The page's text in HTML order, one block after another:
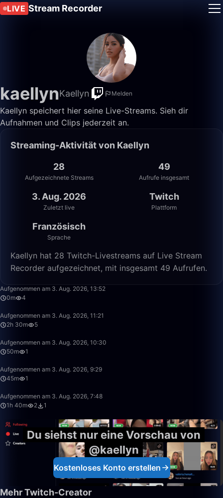
LIVE Stream Recorder
kaellynKaellyn Melden
Kaellyn speichert hier seine Live-Streams. Sieh dir
Aufnahmen und Clips jederzeit an.
Streaming-Aktivität von Kaellyn
28
Aufgezeichnete Streams
49
Aufrufe insgesamt
3. Aug. 2026
Zuletzt live
Twitch
Plattform
Französisch
Sprache
Kaellyn hat 28 Twitch-Livestreams auf Live Stream
Recorder aufgezeichnet, mit insgesamt 49 Aufrufen.
Aufgenommen am 3. Aug. 2026, 13:52
0m
4
Aufgenommen am 3. Aug. 2026, 11:21
2h 30m
5
Aufgenommen am 3. Aug. 2026, 10:30
50m
1
Aufgenommen am 3. Aug. 2026, 9:29
45m
1
Aufgenommen am 3. Aug. 2026, 7:48
1h 40m
2 1
Du siehst nur eine Vorschau von
@kaellyn
Kostenloses Konto erstellen
Mehr Twitch-Creator